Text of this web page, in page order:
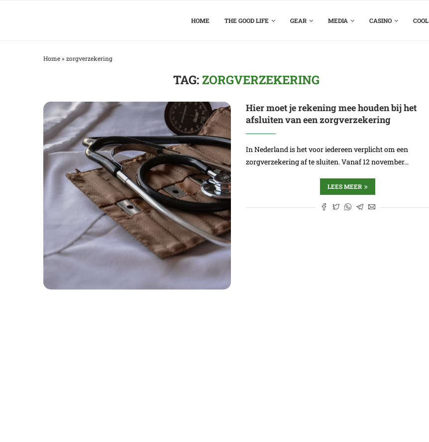
HOME THE GOOD LIFE GEAR MEDIA CASINO COOL
Home» zorgverzekering
TAG:ZORGVERZEKERING
Hier moet je rekening mee houden bij het
afsluiten van een zorgverzekering
In Nederland is het voor iedereen verplicht om een
zorgverzekering af te sluiten. Vanaf 12 november…
LEES MEER